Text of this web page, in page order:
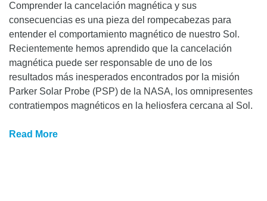
Comprender la cancelación magnética y sus
consecuencias es una pieza del rompecabezas para
entender el comportamiento magnético de nuestro Sol.
Recientemente hemos aprendido que la cancelación
magnética puede ser responsable de uno de los
resultados más inesperados encontrados por la misión
Parker Solar Probe (PSP) de la NASA, los omnipresentes
contratiempos magnéticos en la heliosfera cercana al Sol.
Read More